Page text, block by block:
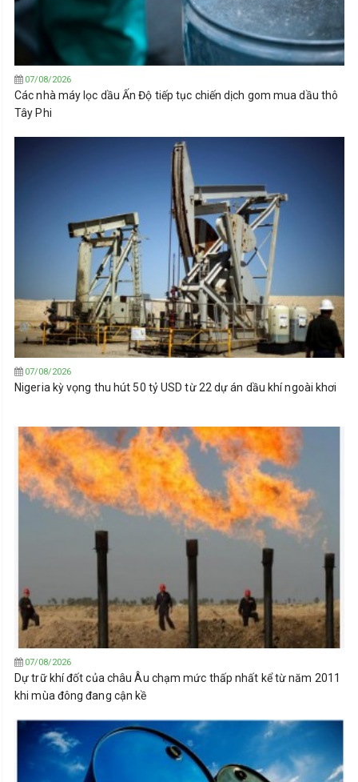
07/08/2026
Các nhà máy lọc dầu Ấn Độ tiếp tục chiến dịch gom mua dầu thô
Tây Phi
07/08/2026
Nigeria kỳ vọng thu hút 50 tỷ USD từ 22 dự án dầu khí ngoài khơi
07/08/2026
Dự trữ khí đốt của châu Âu chạm mức thấp nhất kể từ năm 2011
khi mùa đông đang cận kề